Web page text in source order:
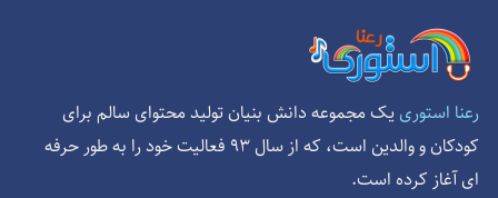
رعنا استوری یک مجموعه دانش بنیان تولید محتوای سالم برای
کودکان و والدین است، که از سال 93 فعالیت خود را به طور حرفه
ای آغاز کرده است.